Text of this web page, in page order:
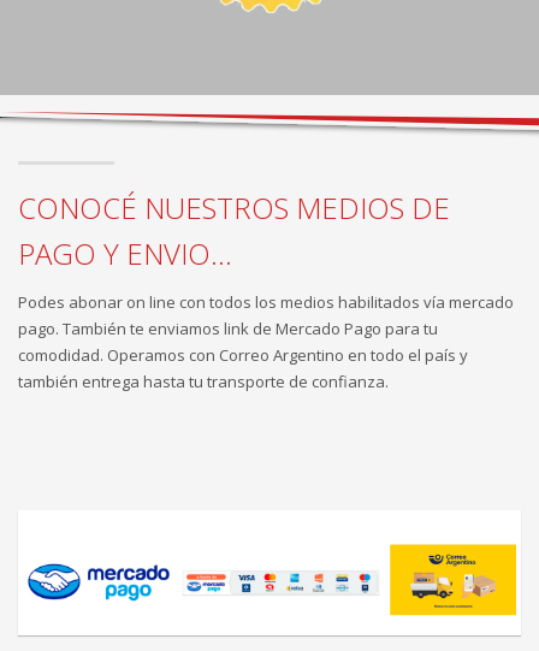
CONOCÉ NUESTROS MEDIOS DE
PAGO Y ENVIO...
Podes abonar on line con todos los medios habilitados vía mercado
pago. También te enviamos link de Mercado Pago para tu
comodidad. Operamos con Correo Argentino en todo el país y
también entrega hasta tu transporte de confianza.